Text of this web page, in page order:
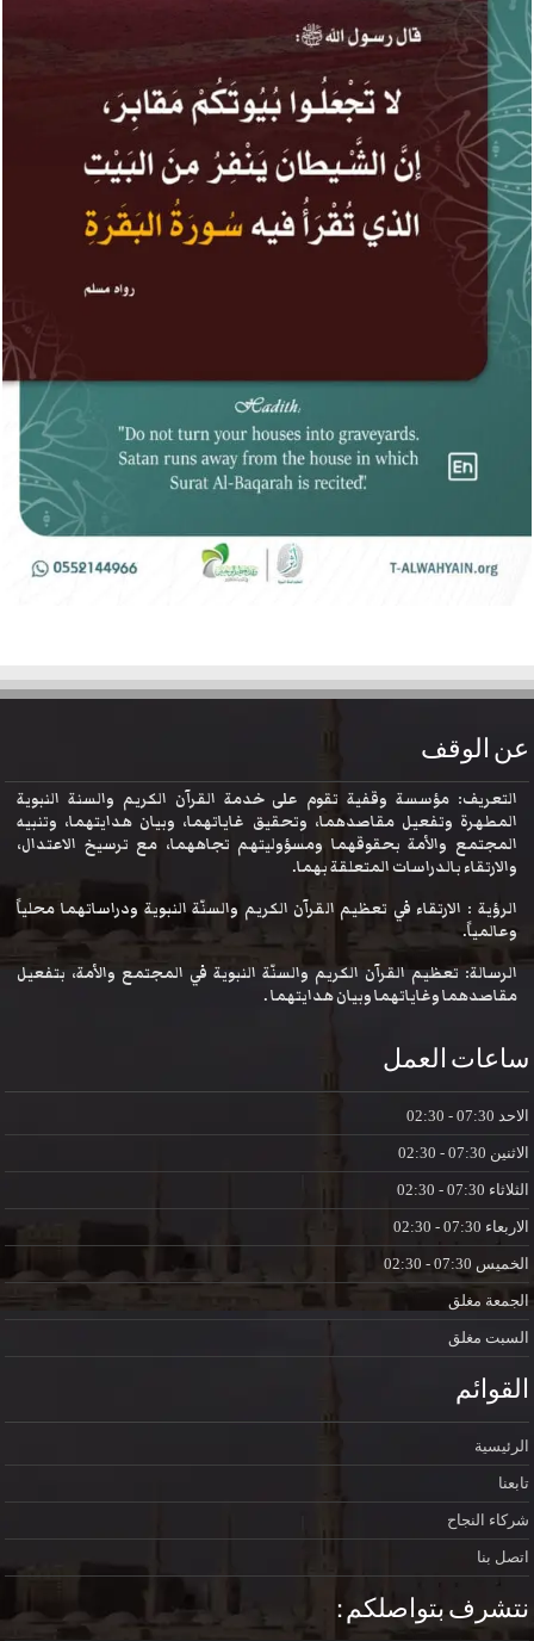
عن الوقف
التعريف: مؤسسة وقفية تقوم على خدمة القرآن الكريم والسنة النبوية
المطهرة وتفعيل مقاصدهما، وتحقيق غاياتهما، وبيان هدايتهما، وتنبيه
المجتمع والأمة بحقوقهما ومسؤوليتهم تجاههما، مع ترسيخ الاعتدال،
والارتقاء بالدراسات المتعلقة بهما.
الرؤية : الارتقاء في تعظيم القرآن الكريم والسنّة النبوية ودراساتهما محلياً
وعالمياً.
الرسالة: تعظيم القرآن الكريم والسنّة النبوية في المجتمع والأمة، بتفعيل
مقاصدهما وغاياتهما وبيان هدايتهما .
ساعات العمل
الاحد
الاثنين
الثلاثاء
الاربعاء
الخميس
الجمعة مغلق
السبت مغلق
القوائم
الرئيسية
تابعنا
شركاء النجاح
اتصل بنا
نتشرف بتواصلكم :